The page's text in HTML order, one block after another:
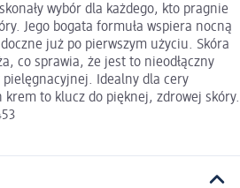
wybór dla każdego, kto pragnie
Jego bogata formuła wspiera nocną
już po pierwszym użyciu. Skóra
co sprawia, że jest to nieodłączny
Idealny dla cery
to klucz do pięknej, zdrowej skóry.